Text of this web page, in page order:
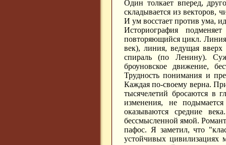
Один толкает вперед,
складывается из векторов,
И ум восстает против ума,
Историография
повторяющийся цикл.
век), линия, ведущая
спираль (по Ленину).
броуновское движение,
Трудность понимания и
Каждая по-своему верна.
тысячелетий бросаются в
изменения, не
оказываются средние
бессмысленной ямой.
пафос. Я заметил, что
устойчивых цивилизациях